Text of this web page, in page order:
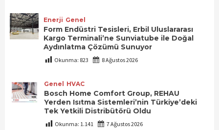
Enerji Genel
Form Endüstri Tesisleri, Erbil Uluslararası
Kargo Terminali’ne Sunviatube ile Doğal
Aydınlatma Çözümü Sunuyor
Okunma: 823 8 Ağustos 2026
Genel HVAC
Bosch Home Comfort Group, REHAU
Yerden Isıtma Sistemleri’nin Türkiye’deki
Tek Yetkili Distribütörü Oldu
Okunma: 1.141 7 Ağustos 2026